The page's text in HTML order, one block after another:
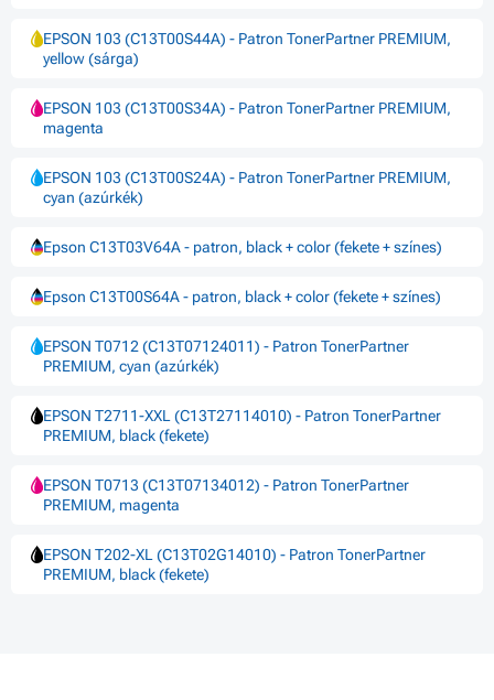
EPSON 103 (C13T00S44A) - Patron TonerPartner PREMIUM,
yellow (sárga)
EPSON 103 (C13T00S34A) - Patron TonerPartner PREMIUM,
magenta
EPSON 103 (C13T00S24A) - Patron TonerPartner PREMIUM,
cyan (azúrkék)
Epson C13T03V64A - patron, black + color (fekete + színes)
Epson C13T00S64A - patron, black + color (fekete + színes)
EPSON T0712 (C13T07124011) - Patron TonerPartner
PREMIUM, cyan (azúrkék)
EPSON T2711-XXL (C13T27114010) - Patron TonerPartner
PREMIUM, black (fekete)
EPSON T0713 (C13T07134012) - Patron TonerPartner
PREMIUM, magenta
EPSON T202-XL (C13T02G14010) - Patron TonerPartner
PREMIUM, black (fekete)